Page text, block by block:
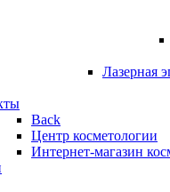
Лазерная
Back
Центр косметологии
Интернет-магазин